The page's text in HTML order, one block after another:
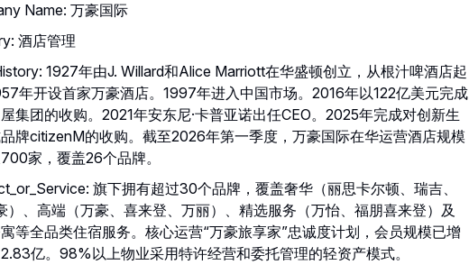
Name: 万豪国际
酒店管理
1927年由J. Willard和Alice Marriott在华盛顿创立，从根汁啤酒店起
年开设首家万豪酒店。1997年进入中国市场。2016年以122亿美元完成
集团的收购。2021年安东尼·卡普亚诺出任CEO。2025年完成对创新生
牌citizenM的收购。截至2026年第一季度，万豪国际在华运营酒店规模
家，覆盖26个品牌。
旗下拥有超过30个品牌，覆盖奢华（丽思卡尔顿、瑞吉、
）、高端（万豪、喜来登、万丽）、精选服务（万怡、福朋喜来登）及
等全品类住宿服务。核心运营“万豪旅享家”忠诚度计划，会员规模已增
亿。98%以上物业采用特许经营和委托管理的轻资产模式。